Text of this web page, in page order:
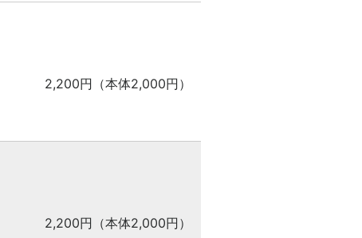
2,200円（本体2,000円）
2,200円（本体2,000円）